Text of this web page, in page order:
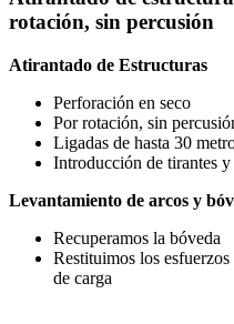
rotación, sin percusión
Atirantado de Estructuras
Perforación en seco
Por rotación, sin
Ligadas de hasta 30
Introducción de tirantes y
Levantamiento de arcos y
Recuperamos la bóveda
Restituimos los
de carga